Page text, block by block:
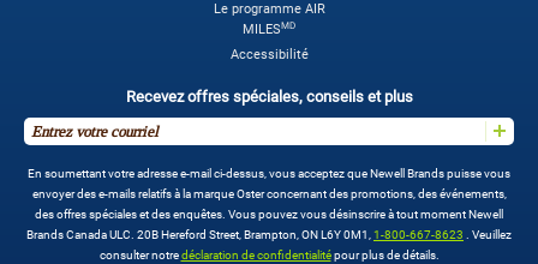
Le programme AIR
MILESMD
Accessibilité
Recevez offres spéciales, conseils et plus
En soumettant votre adresse e-mail ci-dessus, vous acceptez que Newell Brands puisse vous
envoyer des e-mails relatifs à la marque Oster concernant des promotions, des événements,
des offres spéciales et des enquêtes. Vous pouvez vous désinscrire à tout moment Newell
Brands Canada ULC. 20B Hereford Street, Brampton, ON L6Y 0M1, 1-800-667-8623
. Veuillez
consulter notre déclaration de confidentialité pour plus de détails.